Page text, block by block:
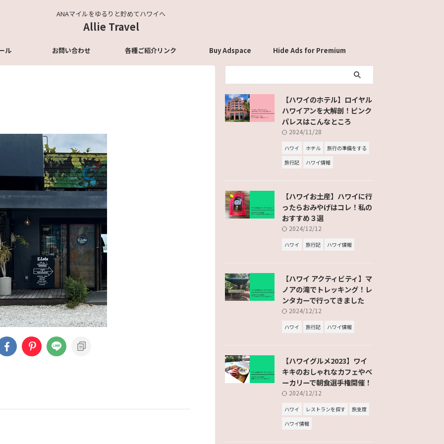
ANAマイルをゆるりと貯めてハワイへ
Allie Travel
ル お問い合わせ 各種ご紹介リンク Buy Adspace Hide Ads for Premium
【ハワイのホテル】ロイヤル
ハワイアンを大解剖！ピンク
パレスはこんなところ
2024/11/28
ハワイ ホテル
旅行の準備をする
旅行記
ハワイ情報
【ハワイお土産】ハワイに行
ったらおみやげはコレ！私の
おすすめ３選
2024/12/12
ハワイ 旅行記 ハワイ情報
【ハワイ アクティビティ】マ
ノアの滝でトレッキング！レ
ンタカーで行ってきました
2024/12/12
ハワイ 旅行記 ハワイ情報
【ハワイグルメ2023】ワイ
キキのおしゃれなカフェやベ
ーカリーで朝食選手権開催！
2024/12/12
ハワイ レストランを探す
旅支度
ハワイ情報